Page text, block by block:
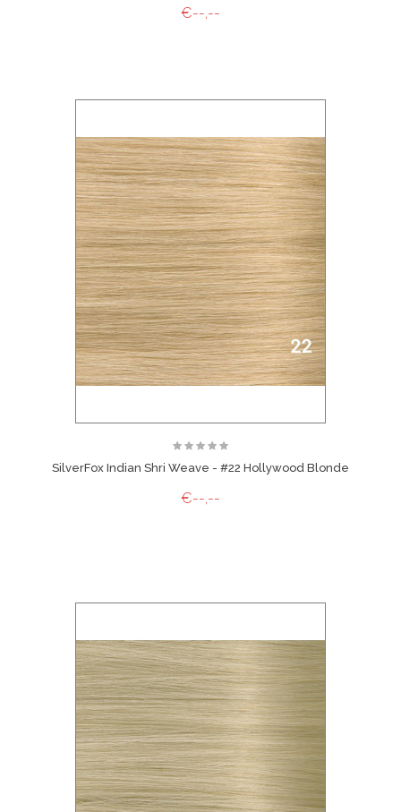
€--,--
SilverFox Indian Shri Weave - #22 Hollywood Blonde
€--,--